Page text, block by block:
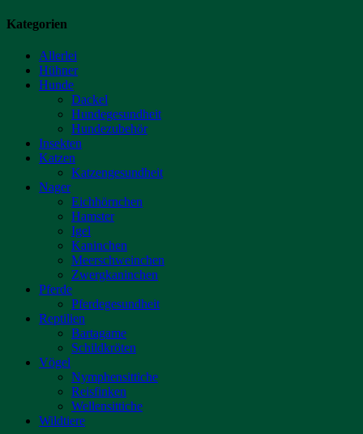
Kategorien
Allerlei
Hühner
Hunde
Dackel
Hundegesundheit
Hundezubehör
Insekten
Katzen
Katzengesundheit
Nager
Eichhörnchen
Hamster
Igel
Kaninchen
Meerschweinchen
Zwergkaninchen
Pferde
Pferdegesundheit
Reptilien
Bartagame
Schildkröten
Vögel
Nymphensittiche
Reisfinken
Wellensittiche
Wildtiere